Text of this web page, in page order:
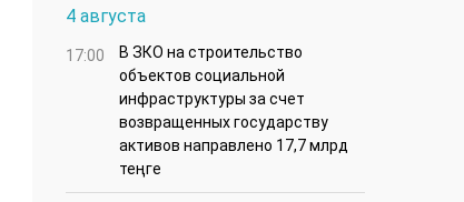
4 августа
17:00
В ЗКО на строительство
объектов социальной
инфраструктуры за счет
возвращенных государству
активов направлено 17,7 млрд
теңге